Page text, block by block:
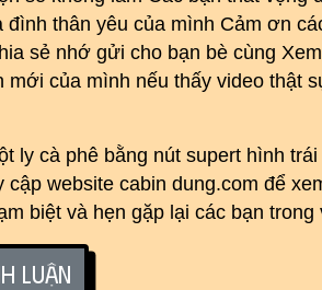
đình thân yêu của mình Cảm ơn
sẻ nhớ gửi cho bạn bè cùng
mới của mình nếu thấy video thật
ly cà phê bằng nút supert hình
cập website cabin dung.com để
biệt và hẹn gặp lại các bạn
luận